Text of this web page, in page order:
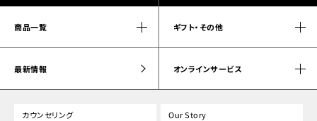
商品一覧 ギフト・その他
最新情報 オンラインサービス
カウンセリング Our Story